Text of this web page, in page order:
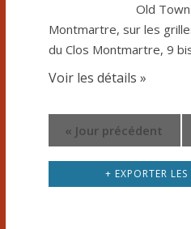
t
i
o
d
e
v
u
è
n
e
m
e
e
v
u
e
s
é
Old
Montmartre, sur les
du Clos Montmartre, 9
Voir les détails »
« Jour précédent
+ EXPORTER